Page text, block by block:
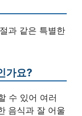
과 같은 특별한
가요?
수 있어 여러
음식과 잘 어울